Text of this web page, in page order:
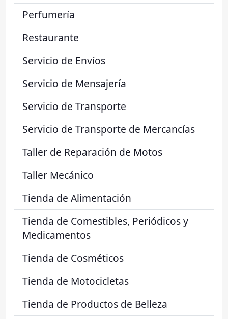
Perfumería
Restaurante
Servicio de Envíos
Servicio de Mensajería
Servicio de Transporte
Servicio de Transporte de Mercancías
Taller de Reparación de Motos
Taller Mecánico
Tienda de Alimentación
Tienda de Comestibles, Periódicos y
Medicamentos
Tienda de Cosméticos
Tienda de Motocicletas
Tienda de Productos de Belleza